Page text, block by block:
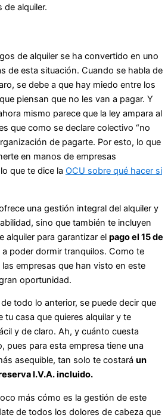
alquiler.
de alquiler se ha convertido en uno
de esta situación. Cuando se habla de
se debe a que hay miedo entre los
piensan que no les van a pagar. Y
mismo parece que la ley ampara al
que como se declare colectivo “no
de pagarte. Por esto, lo que
en manos de empresas
que te dice la OCU sobre qué hacer si
una gestión integral del alquiler y
sino que también te incluyen
alquiler para garantizar el pago el 15 de
a poder dormir tranquilos. Como te
empresas que han visto en este
oportunidad.
todo lo anterior, se puede decir que
tu casa que quieres alquilar y te
y de claro. Ah, y cuánto cuesta
pues para esta empresa tiene una
asequible, tan solo te costará un
I.V.A. incluido.
más cómo es la gestión de este
de todos los dolores de cabeza que